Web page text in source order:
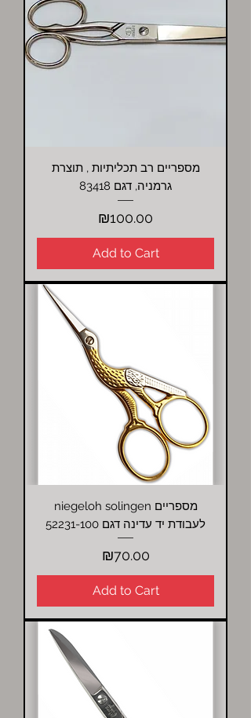
מספריים רב תכליתיות , תוצרת
גרמניה, דגם 83418
Price
₪100.00
Add to Cart
niegeloh solingen מספריים
לעבודת יד עדינה דגם 52231-100
Price
₪70.00
Add to Cart